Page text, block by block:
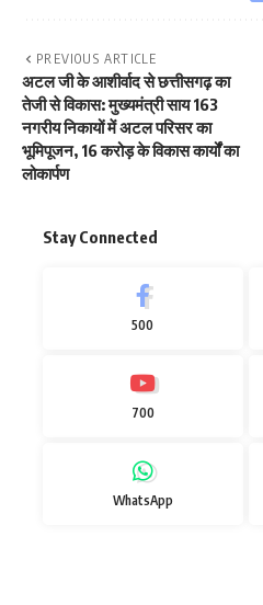
PREVIOUS ARTICLE
अटल जी के आशीर्वाद से छत्तीसगढ़ का
तेजी से विकास: मुख्यमंत्री साय 163
नगरीय निकायों में अटल परिसर का
भूमिपूजन, 16 करोड़ के विकास कार्यों का
लोकार्पण
Stay Connected
500
700
WhatsApp